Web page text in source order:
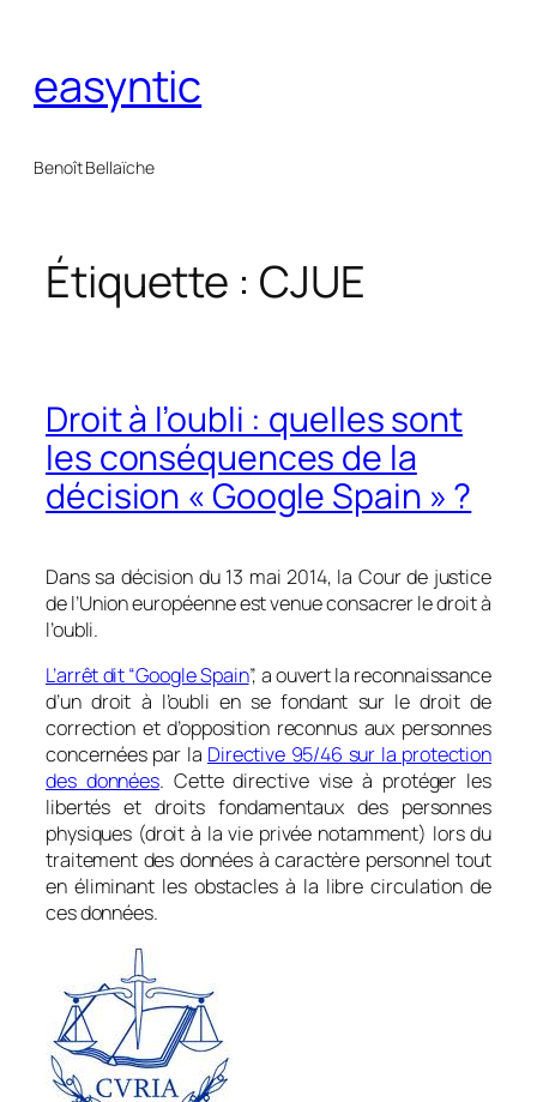
contenu
easyntic
Benoît Bellaïche
Étiquette : CJUE
Droit à l’oubli : quelles sont
les conséquences de la
décision « Google Spain » ?
Dans sa décision du 13 mai 2014, la Cour de justice
de l’Union européenne est venue consacrer le droit à
l’oubli.
L’arrêt dit “Google Spain”, a ouvert la reconnaissance
d’un droit à l’oubli en se fondant sur le droit de
correction et d’opposition reconnus aux personnes
concernées par la Directive 95/46 sur la protection
des données. Cette directive vise à protéger les
libertés et droits fondamentaux des personnes
physiques (droit à la vie privée notamment) lors du
traitement des données à caractère personnel tout
en éliminant les obstacles à la libre circulation de
ces données.